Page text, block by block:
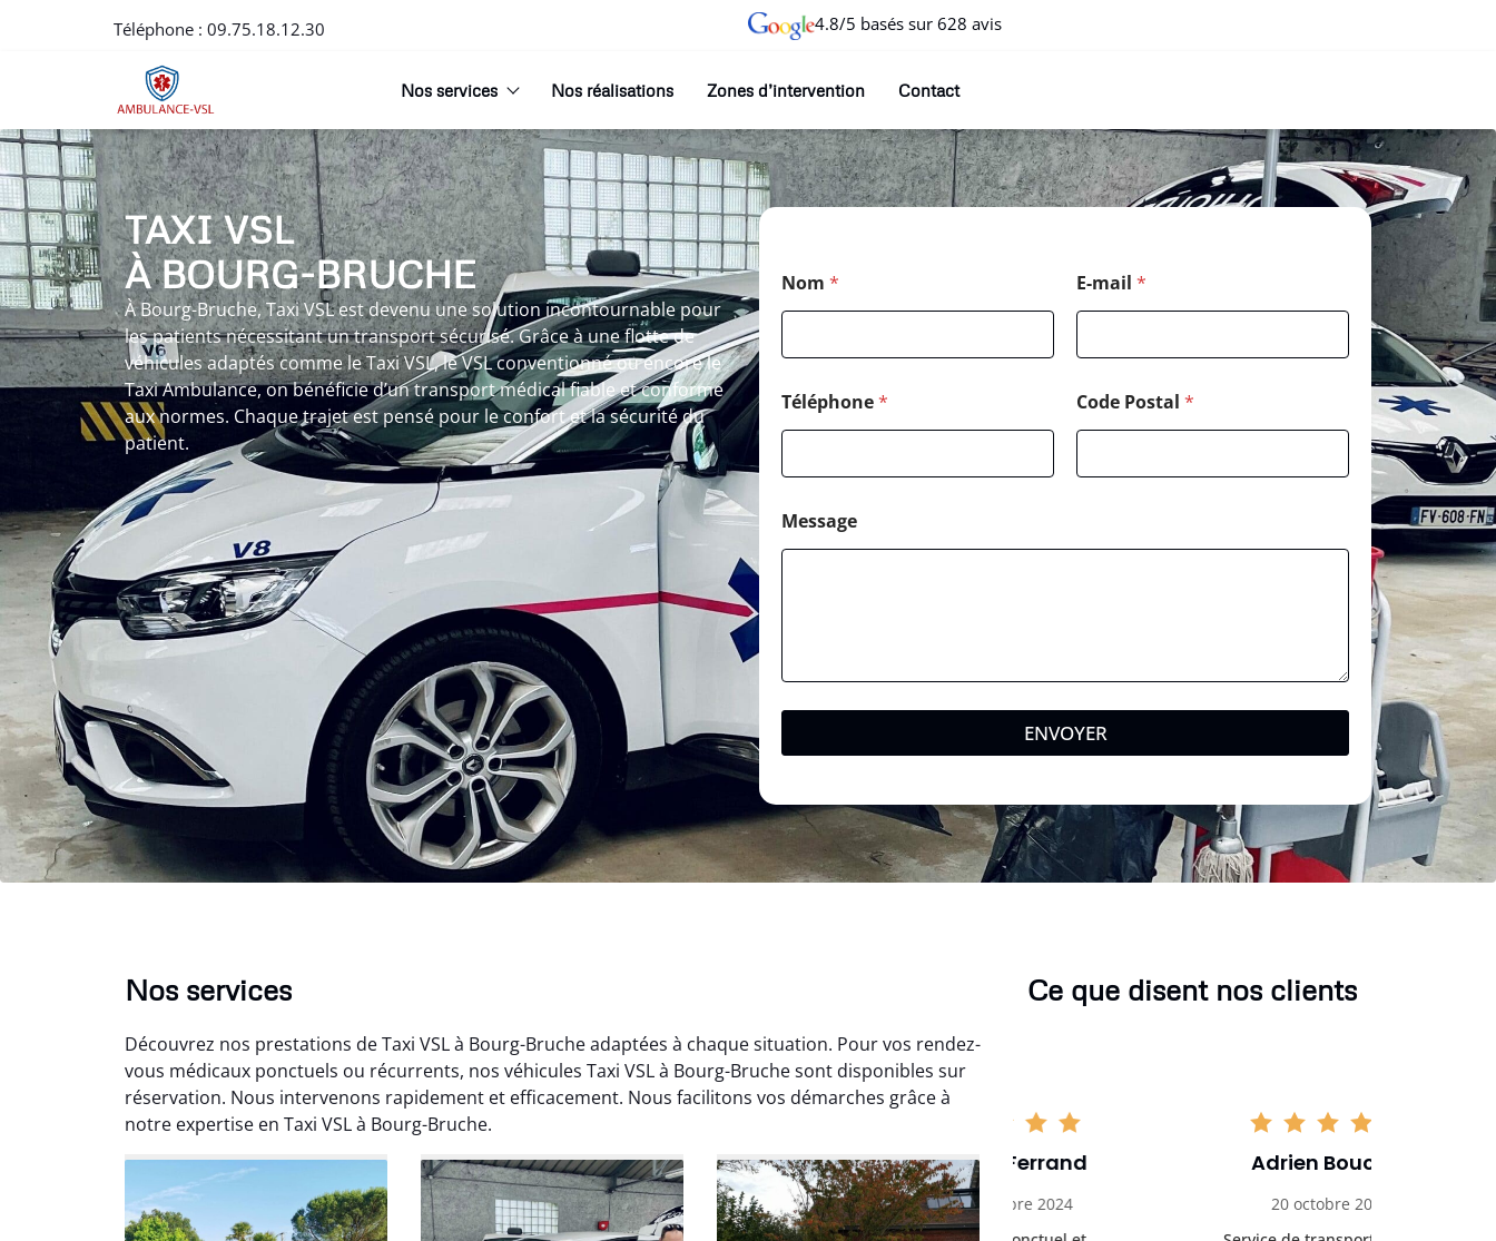
Téléphone : 09.75.18.12.30 4.8/5 basés sur 628 avis
Nos services Nos réalisations Zones d’intervention Contact
TAXI VSL
À BOURG-BRUCHE
À Bourg-Bruche, Taxi VSL est devenu une solution incontournable pour
les patients nécessitant un transport sécurisé. Grâce à une flotte de
véhicules adaptés comme le Taxi VSL, le VSL conventionné ou encore le
Taxi Ambulance, on bénéficie d’un transport médical fiable et conforme
aux normes. Chaque trajet est pensé pour le confort et la sécurité du
patient.
Nom * E-mail *
Téléphone* Code Postal *
Message
ENVOYER
Nos services
Découvrez nos prestations de Taxi VSL à Bourg-Bruche adaptées à chaque situation. Pour vos rendez-
vous médicaux ponctuels ou récurrents, nos véhicules Taxi VSL à Bourg-Bruche sont disponibles sur
réservation. Nous intervenons rapidement et efficacement. Nous facilitons vos démarches grâce à
notre expertise en Taxi VSL à Bourg-Bruche.
Ce que disent nos clients
Arnaud Deschamps
30 janvier 2025
Jérémy Ferrand
8 septembre 2024
Adrien Bouchet